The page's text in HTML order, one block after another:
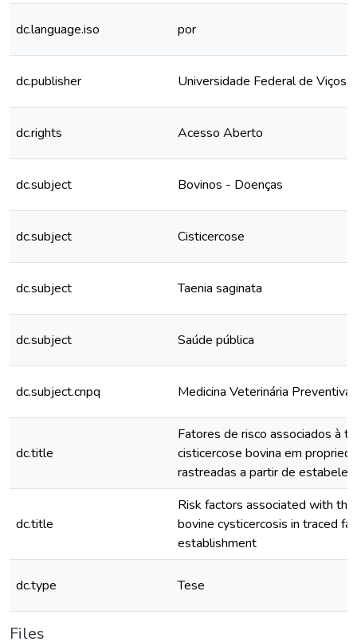
dc.language.iso por
dc.publisher Universidade Federal de Viçosa
dc.rights Acesso Aberto
dc.subject Bovinos - Doenças
dc.subject Cisticercose
dc.subject Taenia saginata
dc.subject Saúde pública
dc.subject.cnpq Medicina Veterinária Preventiva
dc.title
Fatores de risco associados à
cisticercose bovina em
rastreadas a partir de
dc.title
Risk factors associated with
bovine cysticercosis in traced
establishment
dc.type Tese
Files